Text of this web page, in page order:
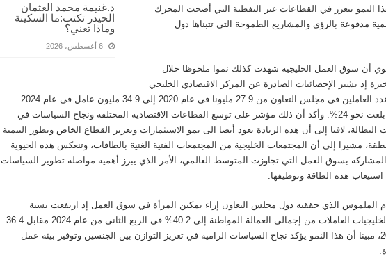
د.غنيمة محمد العثمان
الحيدر تكتب:ما السكينة
وماذا تعني؟
6 أغسطس، 2026
النمو يتعزز في القطاعات غير النفطية التي أضحت المحرك
مدفوعة بالرؤى والمشاريع الطموحة التي تتبناها دول
أن سوق العمل الخليجية شهدت كذلك نموا ملحوظا خلال
إذ تشير الإحصائيات الصادرة عن المركز الاقتصادي الخليجي
إلى ارتفاع عدد العاملين في مجلس التعاون من 27.9 مليونا في عام 2020 إلى 34.9 مليون عامل في عام 2024
بنسبة زيادة بلغت نحو 24%. وأكد أن ذلك مؤشر على توسع القطاعات الاقتصادية المختلفة ونجاح السياسات في
لافتا إلى أن هذه الزيادة تعود أيضا الى نمو الاستثمارات وتعزيز القطاع الخاص وتطور التنمية
مشيرا إلى أن المجتمعات الخليجية من المجتمعات الفتية الغنية بالطاقات، وتنعكس هذه الحيوية
بسوق العمل التي تجاوزت المتوسط العالمي، الأمر الذي يبرز أهمية مواصلة تطوير السياسات
استيعاب هذه الطاقة وتوظيفها.
الملموس الذي حققته دول مجلس التعاون إزاء تمكين المرأة في سوق العمل إذ ارتفعت نسبة
المواطنات الخليجيات العاملات من إجمالي العمالة المواطنة إلى 40.2% في الربع الثاني من عام 2024 مقابل 36.4
في عام 2019، مبينا أن هذا النمو يؤكد نجاح السياسات الرامية في تعزيز التوازن بين الجنسين وتوفير بيئة عمل